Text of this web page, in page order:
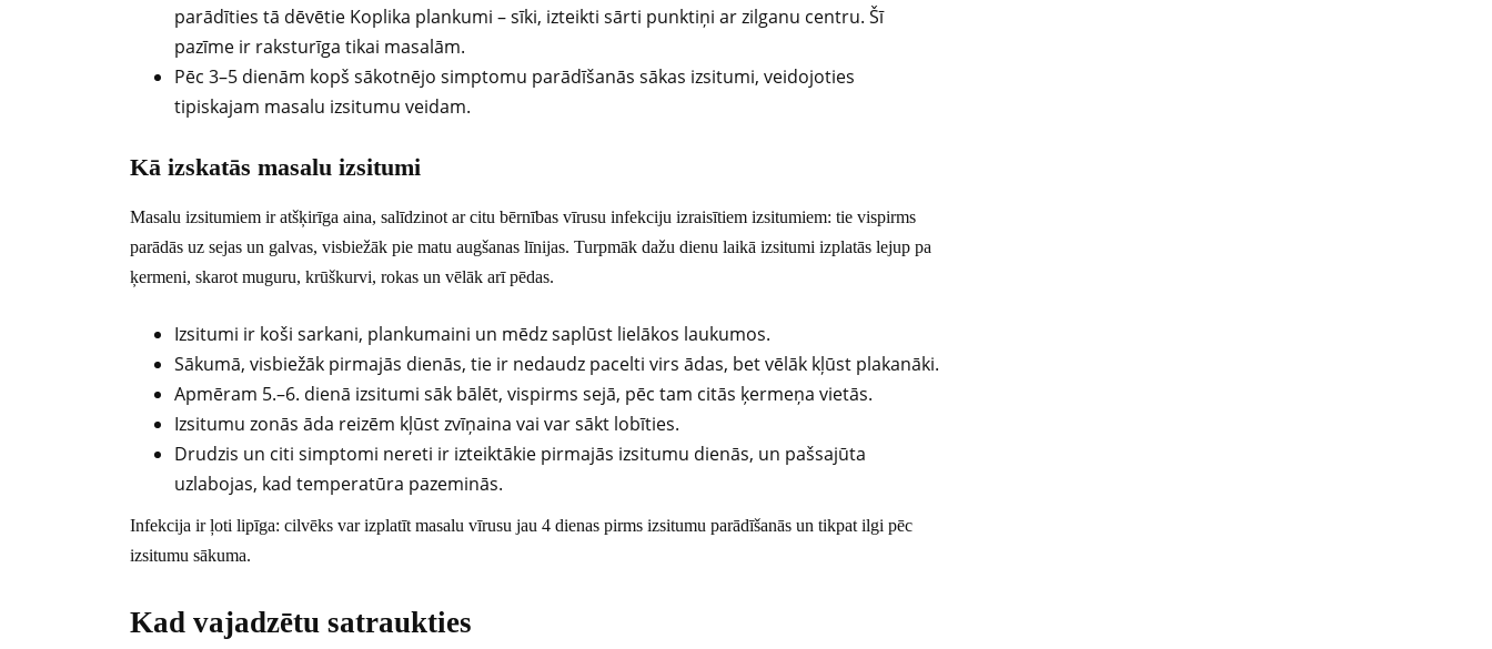
parādīties tā dēvētie Koplika plankumi – sīki, izteikti sārti punktiņi ar zilganu centru. Šī
pazīme ir raksturīga tikai masalām.
Pēc 3–5 dienām kopš sākotnējo simptomu parādīšanās sākas izsitumi, veidojoties
tipiskajam masalu izsitumu veidam.
Kā izskatās masalu izsitumi
Masalu izsitumiem ir atšķirīga aina, salīdzinot ar citu bērnības vīrusu infekciju izraisītiem izsitumiem: tie vispirms
parādās uz sejas un galvas, visbiežāk pie matu augšanas līnijas. Turpmāk dažu dienu laikā izsitumi izplatās lejup pa
ķermeni, skarot muguru, krūškurvi, rokas un vēlāk arī pēdas.
Izsitumi ir koši sarkani, plankumaini un mēdz saplūst lielākos laukumos.
Sākumā, visbiežāk pirmajās dienās, tie ir nedaudz pacelti virs ādas, bet vēlāk kļūst plakanāki.
Apmēram 5.–6. dienā izsitumi sāk bālēt, vispirms sejā, pēc tam citās ķermeņa vietās.
Izsitumu zonās āda reizēm kļūst zvīņaina vai var sākt lobīties.
Drudzis un citi simptomi nereti ir izteiktākie pirmajās izsitumu dienās, un pašsajūta
uzlabojas, kad temperatūra pazeminās.
Infekcija ir ļoti lipīga: cilvēks var izplatīt masalu vīrusu jau 4 dienas pirms izsitumu parādīšanās un tikpat ilgi pēc
izsitumu sākuma.
Kad vajadzētu satraukties